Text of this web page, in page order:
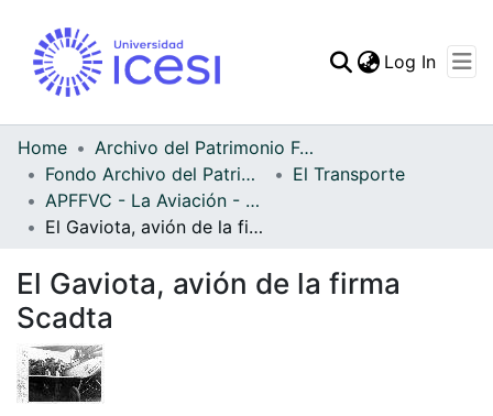
Statistics
Log In
Home
Archivo del Patrimonio Fotográfico y Fílmico del Valle del Cauca
Fondo Archivo del Patrimonio Fotográfico y Fílmico del Valle del Cauca
El Transporte
APFFVC - La Aviación - Patrimonial
El Gaviota, avión de la firma Scadta
El Gaviota, avión de la firma
Scadta